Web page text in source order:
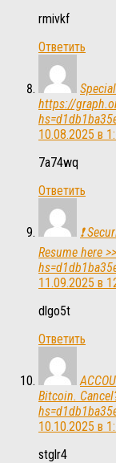
rmivkf
Ответить
https://
10.08.2025 в
7a74wq
Ответить
❗
Resume here
11.09.2025 в
dlgo5t
Ответить
Bitcoin.
10.10.2025 в
stglr4